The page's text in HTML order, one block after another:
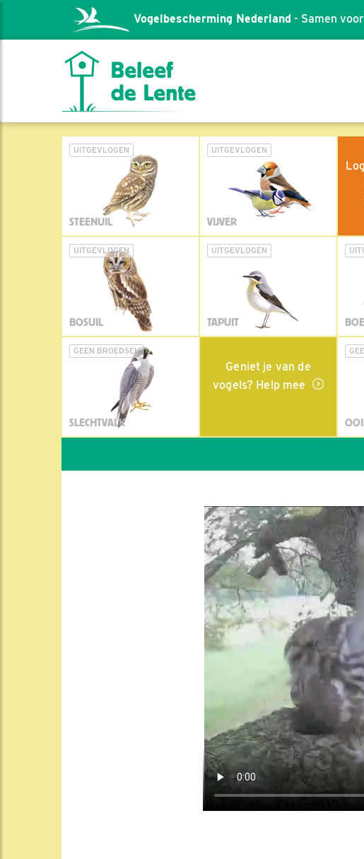
Vogelbescherming Nederland - Samen
UITGEVLOGEN
STEENUIL
UITGEVLOGEN
VIJVER
UITGEVLOGEN
BOSUIL
UITGEVLOGEN
TAPUIT
GEEN BROEDSEL
SLECHTVALK
Geniet je van de
vogels? Help mee